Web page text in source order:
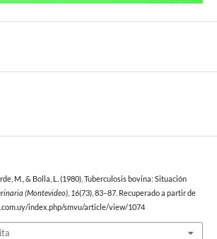
M., & Bolla, L. (1980). Tuberculosis bovina: Situación
(Montevideo), 16(73), 83–87. Recuperado a partir de
index.php/smvu/article/view/1074